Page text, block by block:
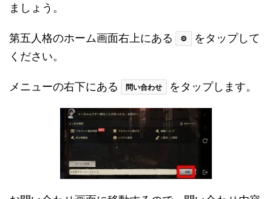
ましょう。
第五人格のホーム画面右上にある ⚙
をタップして
ください。
メニューの右下にある 問い合わせ をタップします。